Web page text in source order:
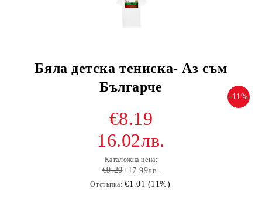
Бяла детска тениска- Аз съм
Българче
-11%
€8.19
16.02лв.
Каталожна цена:
€9.20 17.99лв.
Отстъпка: €1.01 (11%)